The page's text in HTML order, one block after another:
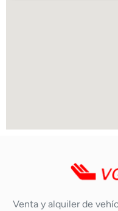
Venta y alquiler de